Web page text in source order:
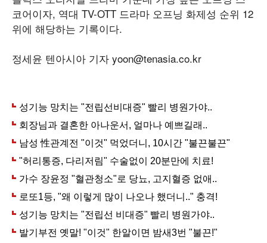
코어이자, 역대 TV-OTT 드라마 오프닝 화제성 순위 12
위에 해당하는 기록이다.
정세윤 텐아시아 기자 yoon@tenasia.co.kr